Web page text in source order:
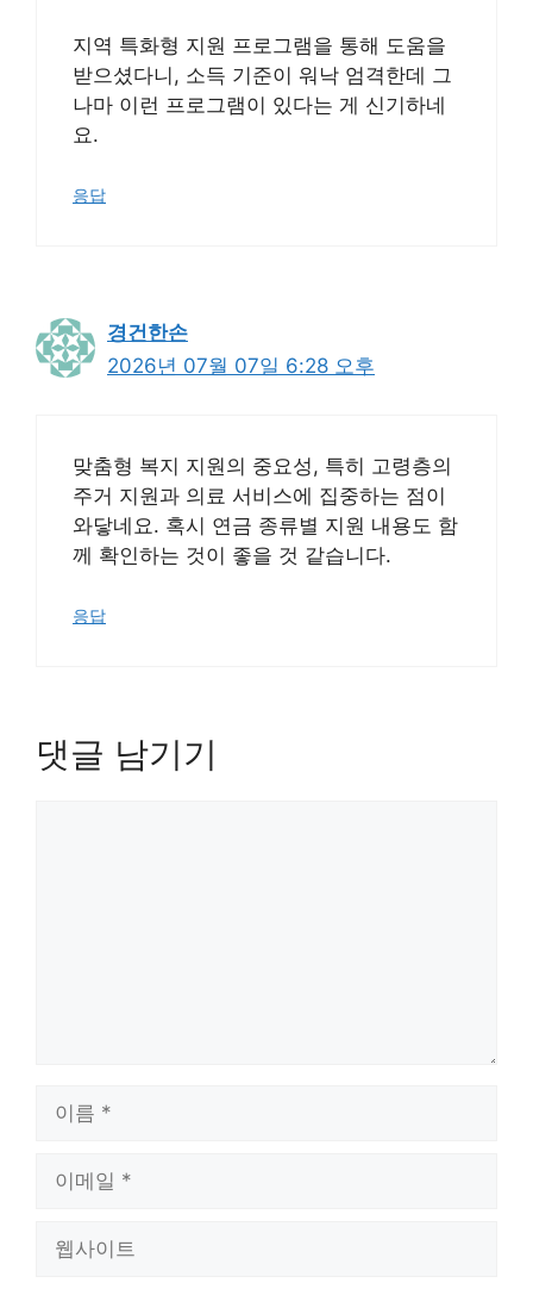
지역 특화형 지원 프로그램을 통해 도움을
받으셨다니, 소득 기준이 워낙 엄격한데 그
나마 이런 프로그램이 있다는 게 신기하네
요.
응답
경건한손
2026년 07월 07일 6:28 오후
맞춤형 복지 지원의 중요성, 특히 고령층의
주거 지원과 의료 서비스에 집중하는 점이
와닿네요. 혹시 연금 종류별 지원 내용도 함
께 확인하는 것이 좋을 것 같습니다.
응답
댓글 남기기